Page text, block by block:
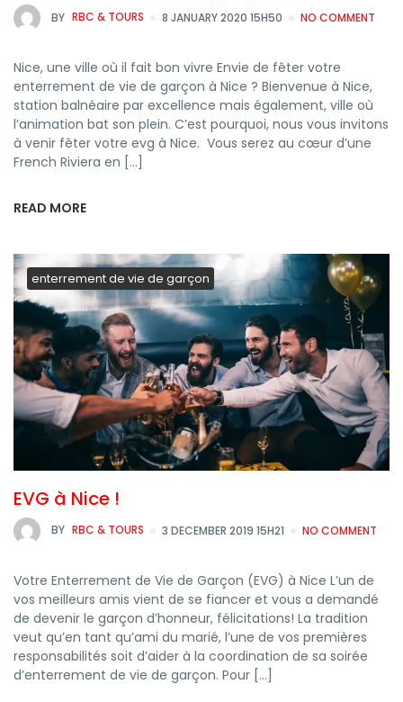
BY RBC & TOURS 8 JANUARY 2020 15H50 NO COMMENT
Nice, une ville où il fait bon vivre Envie de fêter votre
enterrement de vie de garçon à Nice ? Bienvenue à Nice,
station balnéaire par excellence mais également, ville où
l’animation bat son plein. C’est pourquoi, nous vous invitons
à venir fêter votre evg à Nice. Vous serez au cœur d’une
French Riviera en […]
READ MORE
enterrement de vie de garçon
EVG à Nice !
BY RBC & TOURS 3 DECEMBER 2019 15H21 NO COMMENT
Votre Enterrement de Vie de Garçon (EVG) à Nice L’un de
vos meilleurs amis vient de se fiancer et vous a demandé
de devenir le garçon d’honneur, félicitations! La tradition
veut qu’en tant qu’ami du marié, l’une de vos premières
responsabilités soit d’aider à la coordination de sa soirée
d’enterrement de vie de garçon. Pour […]